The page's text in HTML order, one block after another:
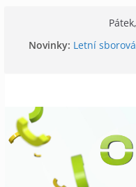
Novinky: Letní
Chovatelé